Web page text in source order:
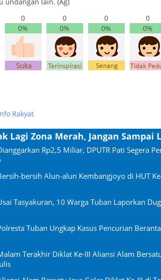
0
0%
0
0%
0
0%
0
0%
Rakyat
Lagi Zona Merah, Jangan Sampai
Rp2,5 Miliar, DPUTR Pati Segera
bersih Alun-alun Kembangjoyo di HUT
Tasyakuran, 10 Warga Tuban Laporkan
Tuban Ungkap Kasus Pencurian
Terakhir Diklat Ke-III Aliansi Alam